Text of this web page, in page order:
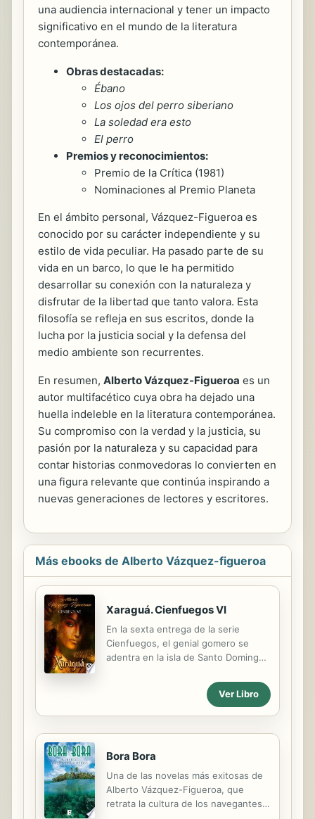
una audiencia internacional y tener un impacto
significativo en el mundo de la literatura
contemporánea.
Obras destacadas:
Ébano
Los ojos del perro siberiano
La soledad era esto
El perro
Premios y reconocimientos:
Premio de la Crítica (1981)
Nominaciones al Premio Planeta
En el ámbito personal, Vázquez-Figueroa es
conocido por su carácter independiente y su
estilo de vida peculiar. Ha pasado parte de su
vida en un barco, lo que le ha permitido
desarrollar su conexión con la naturaleza y
disfrutar de la libertad que tanto valora. Esta
filosofía se refleja en sus escritos, donde la
lucha por la justicia social y la defensa del
medio ambiente son recurrentes.
En resumen, Alberto Vázquez-Figueroa es un
autor multifacético cuya obra ha dejado una
huella indeleble en la literatura contemporánea.
Su compromiso con la verdad y la justicia, su
pasión por la naturaleza y su capacidad para
contar historias conmovedoras lo convierten en
una figura relevante que continúa inspirando a
nuevas generaciones de lectores y escritores.
Más ebooks de Alberto Vázquez-figueroa
Xaraguá. Cienfuegos VI
En la sexta entrega de la serie
Cienfuegos, el genial gomero se
adentra en la isla de Santo Domingo,
Xaraguá, donde reina la princesa
Anacaona, carismática líder de los
indígenas cuya vida marca un hito en
del nuevo continente. Una saga
apasionante para conocer cómo
nunca se había hecho el
descubrimiento y la conquista de
América. Lo mejor y lo peor del ser
Ver Libro
Bora Bora
Una de las novelas más exitosas de
Alberto Vázquez-Figueroa, que
retrata la cultura de los navegantes